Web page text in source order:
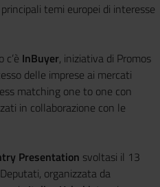
temi europei di interesse
InBuyer, iniziativa di Promos
delle imprese ai mercati
matching one to one con
in collaborazione con le
Presentation svoltasi il 13
organizzata da